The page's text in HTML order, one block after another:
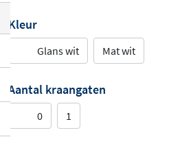
Kleur
Glans wit Mat wit
Aantal kraangaten
0 1